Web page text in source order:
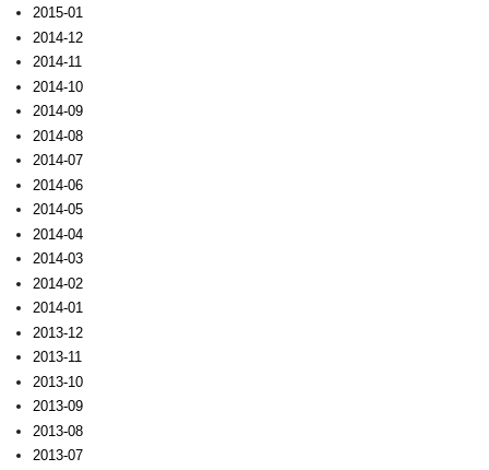
2015-01
2014-12
2014-11
2014-10
2014-09
2014-08
2014-07
2014-06
2014-05
2014-04
2014-03
2014-02
2014-01
2013-12
2013-11
2013-10
2013-09
2013-08
2013-07